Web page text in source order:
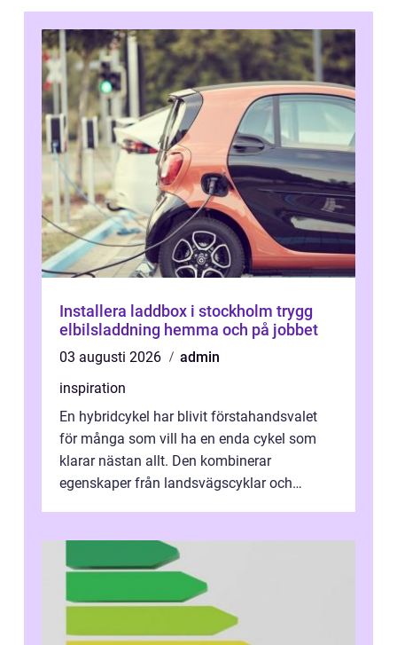
Installera laddbox i stockholm trygg
elbilsladdning hemma och på jobbet
03 augusti 2026
admin
inspiration
En hybridcykel har blivit förstahandsvalet
för många som vill ha en enda cykel som
klarar nästan allt. Den kombinerar
egenskaper från landsvägscyklar och